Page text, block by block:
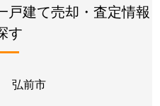
戸建て売却・査定情報
す
弘前市